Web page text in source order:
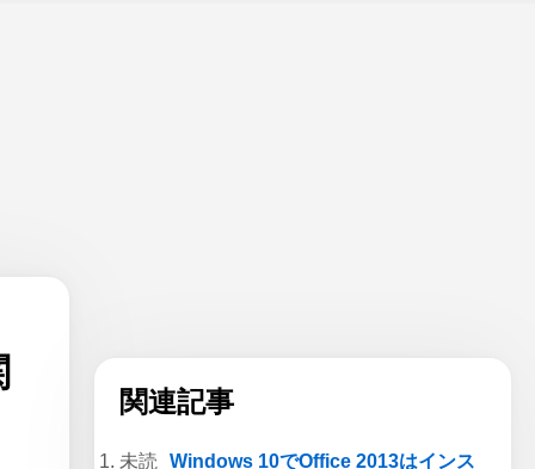
関連記事
Windows 10でOffice 2013はインス